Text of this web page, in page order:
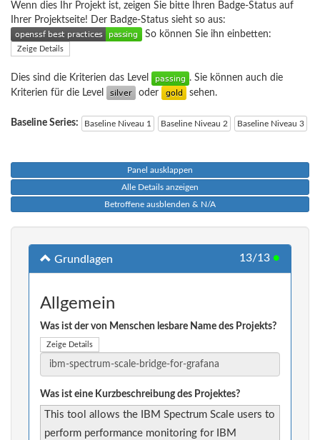
Wenn dies Ihr Projekt ist, zeigen Sie bitte Ihren Badge-Status auf
Ihrer Projektseite! Der Badge-Status sieht so aus:
So können Sie ihn einbetten:
Zeige Details
Dies sind die Kriterien das Level
. Sie können auch die
Kriterien für die Level
oder sehen.
Baseline Series: Baseline Niveau 1 Baseline Niveau 2 Baseline Niveau 3
Panel ausklappen
Alle Details anzeigen
Betroffene ausblenden & N/A
Grundlagen 13/13 ●
Allgemein
Was ist der von Menschen lesbare Name des Projekts?
Zeige Details
Was ist eine Kurzbeschreibung des Projektes?
This tool allows the IBM Spectrum Scale users to
perform performance monitoring for IBM